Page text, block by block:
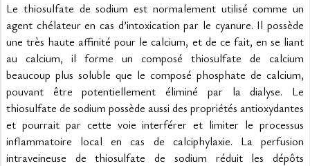
Le thiosulfate de sodium est normalement utilisé comme un
agent chélateur en cas d’intoxication par le cyanure. Il possède
une très haute affinité pour le calcium, et de ce fait, en se liant
au calcium, il forme un composé thiosulfate de calcium
beaucoup plus soluble que le composé phosphate de calcium,
pouvant être potentiellement éliminé par la dialyse. Le
thiosulfate de sodium possède aussi des propriétés antioxydantes
et pourrait par cette voie interférer et limiter le processus
inflammatoire local en cas de calciphylaxie. La perfusion
intraveineuse de thiosulfate de sodium réduit les dépôts